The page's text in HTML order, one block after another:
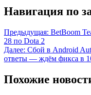
Навигация по
Предыдущая: BetBoom
28 по Dota 2
Далее: Сбой в Android
ответы — ждём фикса в
Похожие